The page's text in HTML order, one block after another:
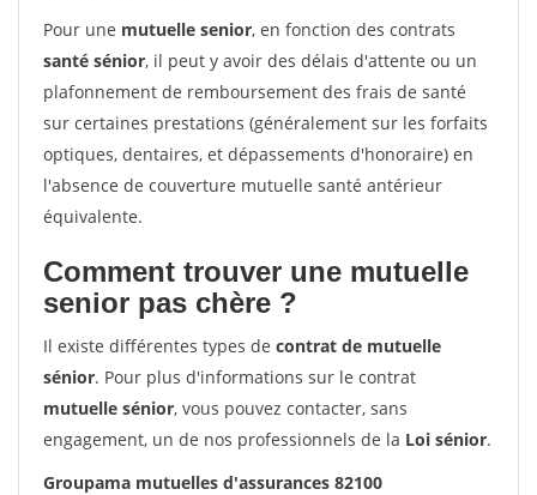
Pour une mutuelle senior, en fonction des contrats
santé sénior, il peut y avoir des délais d'attente ou un
plafonnement de remboursement des frais de santé
sur certaines prestations (généralement sur les forfaits
optiques, dentaires, et dépassements d'honoraire) en
l'absence de couverture mutuelle santé antérieur
équivalente.
Comment trouver une mutuelle
senior pas chère ?
Il existe différentes types de contrat de mutuelle
sénior. Pour plus d'informations sur le contrat
mutuelle sénior, vous pouvez contacter, sans
engagement, un de nos professionnels de la Loi sénior.
Groupama mutuelles d'assurances 82100